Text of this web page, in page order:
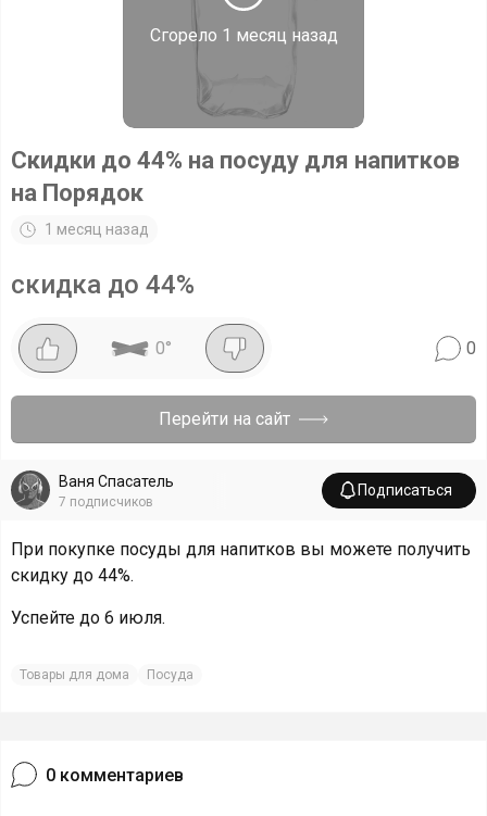
Сгорело 1 месяц назад
Скидки до 44% на посуду для напитков
на Порядок
1 месяц назад
скидка до 44%
0° 0
Перейти на сайт
Ваня Спасатель
7 подписчиков
Подписаться
При покупке посуды для напитков вы можете получить
скидку до 44%.
Успейте до 6 июля.
Товары для дома Посуда
0 комментариев